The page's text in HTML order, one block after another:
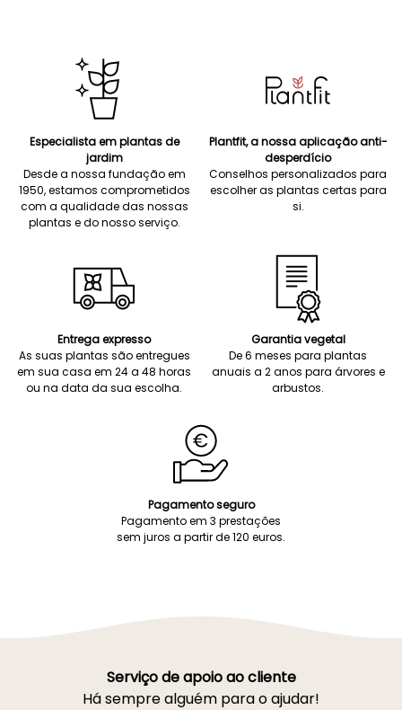
Especialista em plantas de
jardim
Desde a nossa fundação em
1950, estamos comprometidos
com a qualidade das nossas
plantas e do nosso serviço.
Plantfit, a nossa aplicação anti-
desperdício
Conselhos personalizados para
escolher as plantas certas para
si.
Entrega expresso
As suas plantas são entregues
em sua casa em 24 a 48 horas
ou na data da sua escolha.
Garantia vegetal
De 6 meses para plantas
anuais a 2 anos para árvores e
arbustos.
Pagamento seguro
Pagamento em 3 prestações
sem juros a partir de 120 euros.
Serviço de apoio ao cliente
Há sempre alguém para o ajudar!